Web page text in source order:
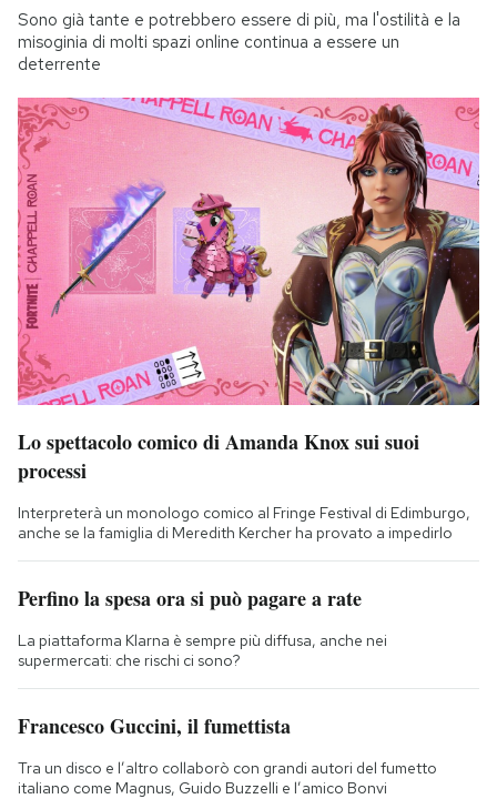
Sono già tante e potrebbero essere di più, ma l'ostilità e la
misoginia di molti spazi online continua a essere un
deterrente
Lo spettacolo comico di Amanda Knox sui suoi
processi
Interpreterà un monologo comico al Fringe Festival di Edimburgo,
anche se la famiglia di Meredith Kercher ha provato a impedirlo
Perfino la spesa ora si può pagare a rate
La piattaforma Klarna è sempre più diffusa, anche nei
supermercati: che rischi ci sono?
Francesco Guccini, il fumettista
Tra un disco e l’altro collaborò con grandi autori del fumetto
italiano come Magnus, Guido Buzzelli e l’amico Bonvi